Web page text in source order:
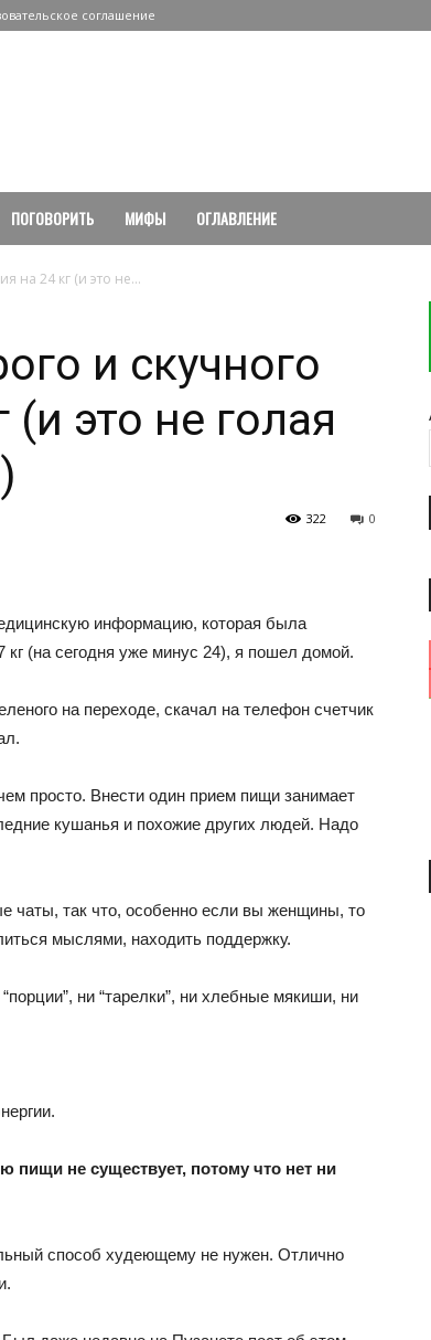
соглашение
ПОГОВОРИТЬ МИФЫ ОГЛАВЛЕНИЕ
на 24 кг (и это не...
и скучного
(и это не голая
0
322
информацию, которая была
(на сегодня уже минус 24), я пошел домой.
на переходе, скачал на телефон счетчик
просто. Внести один прием пищи занимает
кушанья и похожие других людей. Надо
чаты, так что, особенно если вы женщины, то
мыслями, находить поддержку.
ни “тарелки”, ни хлебные мякиши, ни
пищи не существует, потому что нет ни
способ худеющему не нужен. Отлично